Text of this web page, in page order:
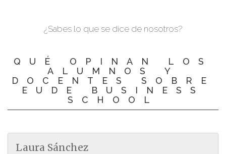
¿Sabes lo que se dice de nosotros?
QUÉ OPINAN LOS
ALUMNOS Y
DOCENTES SOBRE
EUDE BUSINESS
SCHOOL
Laura Sánchez